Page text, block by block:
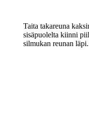
Taita takareuna
sisäpuolelta kiinni
silmukan reunan